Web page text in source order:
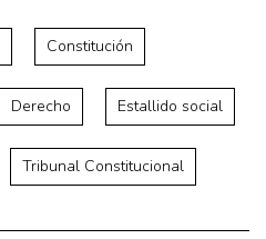
Constitución
Derecho Estallido social
Tribunal Constitucional